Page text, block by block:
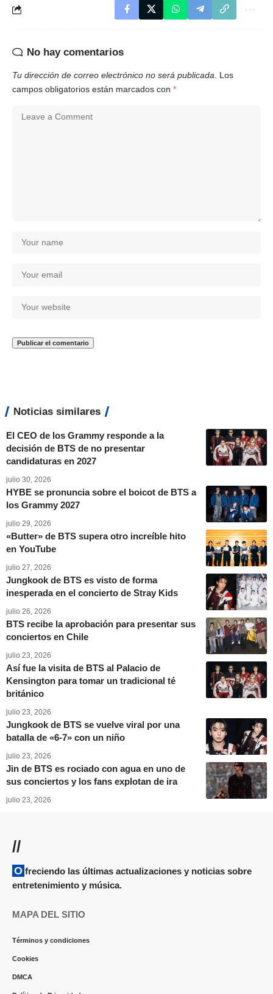
No hay comentarios
Tu dirección de correo electrónico no será publicada.
Los
campos obligatorios están marcados con *
Noticias similares
El CEO de los Grammy responde a la
decisión de BTS de no presentar
candidaturas en 2027
julio 30, 2026
HYBE se pronuncia sobre el boicot de BTS a
los Grammy 2027
julio 29, 2026
«Butter» de BTS supera otro increíble hito
en YouTube
julio 27, 2026
Jungkook de BTS es visto de forma
inesperada en el concierto de Stray Kids
julio 26, 2026
BTS recibe la aprobación para presentar sus
conciertos en Chile
julio 23, 2026
Así fue la visita de BTS al Palacio de
Kensington para tomar un tradicional té
británico
julio 23, 2026
Jungkook de BTS se vuelve viral por una
batalla de «6-7» con un niño
julio 23, 2026
Jin de BTS es rociado con agua en uno de
sus conciertos y los fans explotan de ira
julio 23, 2026
//
Ofreciendo las últimas actualizaciones y noticias sobre
entretenimiento y música.
MAPA DEL SITIO
Términos y condiciones
Cookies
DMCA